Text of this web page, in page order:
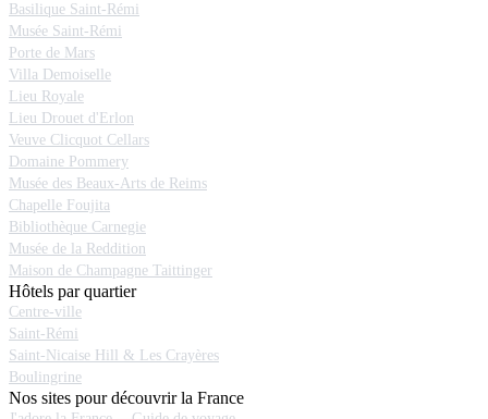
Basilique Saint-Rémi
Musée Saint-Rémi
Porte de Mars
Villa Demoiselle
Lieu Royale
Lieu Drouet d'Erlon
Veuve Clicquot Cellars
Domaine Pommery
Musée des Beaux-Arts de Reims
Chapelle Foujita
Bibliothèque Carnegie
Musée de la Reddition
Maison de Champagne Taittinger
Hôtels par quartier
Centre-ville
Saint-Rémi
Saint-Nicaise Hill & Les Crayères
Boulingrine
Nos sites pour découvrir la France